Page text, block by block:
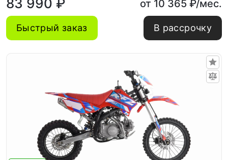
83 990 ₽ от 10 365 ₽/мес.
Быстрый заказ В рассрочку